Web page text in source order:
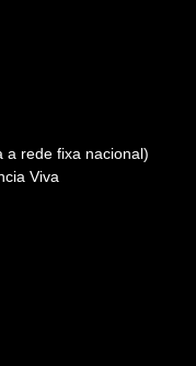
a rede fixa nacional)
Viva